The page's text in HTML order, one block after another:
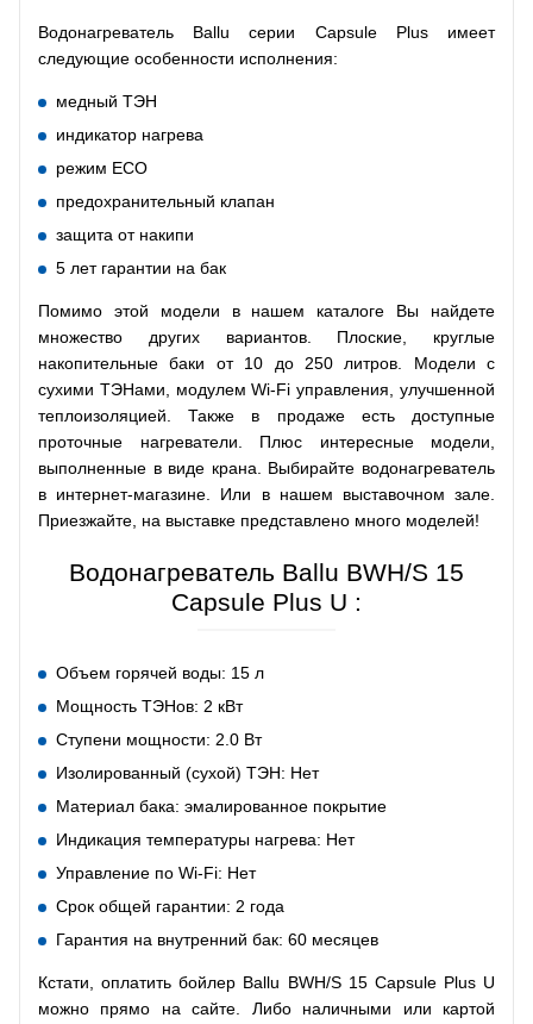
Водонагреватель Ballu серии Capsule Plus имеет
следующие особенности исполнения:
медный ТЭН
индикатор нагрева
режим ECO
предохранительный клапан
защита от накипи
5 лет гарантии на бак
Помимо этой модели в нашем каталоге Вы найдете
множество других вариантов. Плоские, круглые
накопительные баки от 10 до 250 литров. Модели с
сухими ТЭНами, модулем Wi-Fi управления, улучшенной
теплоизоляцией. Также в продаже есть доступные
проточные нагреватели. Плюс интересные модели,
выполненные в виде крана. Выбирайте водонагреватель
в интернет-магазине. Или в нашем выставочном зале.
Приезжайте, на выставке представлено много моделей!
Водонагреватель Ballu BWH/S 15
Capsule Plus U :
Объем горячей воды: 15 л
Мощность ТЭНов: 2 кВт
Ступени мощности: 2.0 Вт
Изолированный (сухой) ТЭН: Нет
Материал бака: эмалированное покрытие
Индикация температуры нагрева: Нет
Управление по Wi-Fi: Нет
Срок общей гарантии: 2 года
Гарантия на внутренний бак: 60 месяцев
Кстати, оплатить бойлер Ballu BWH/S 15 Capsule Plus U
можно прямо на сайте. Либо наличными или картой